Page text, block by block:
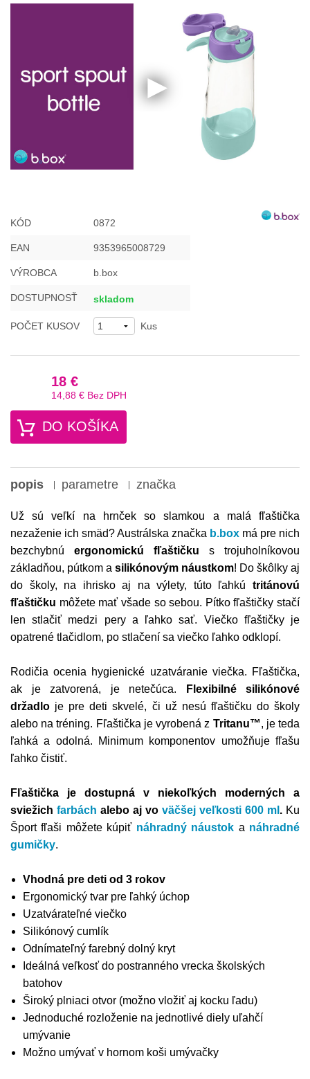
KÓD 0872
EAN 9353965008729
VÝROBCA b.box
DOSTUPNOSŤ skladom
POČET KUSOV Kus
18 €
14,88 € Bez DPH
DO KOŠÍKA
popis parametre značka
Už sú veľkí na hrnček so slamkou a malá fľaštička
nezaženie ich smäd? Austrálska značka b.box má pre nich
bezchybnú ergonomickú fľaštičku s trojuholníkovou
základňou, pútkom a silikónovým náustkom! Do škôlky aj
do školy, na ihrisko aj na výlety, túto ľahkú tritánovú
fľaštičku môžete mať všade so sebou. Pítko fľaštičky stačí
len stlačiť medzi pery a ľahko sať. Viečko fľaštičky je
opatrené tlačidlom, po stlačení sa viečko ľahko odklopí.
Rodičia ocenia hygienické uzatváranie viečka. Fľaštička,
ak je zatvorená, je netečúca. Flexibilné silikónové
držadlo je pre deti skvelé, či už nesú fľaštičku do školy
alebo na tréning. Fľaštička je vyrobená z Tritanu™, je teda
ľahká a odolná. Minimum komponentov umožňuje fľašu
ľahko čistiť.
Fľaštička je dostupná v niekoľkých moderných a
sviežich farbách alebo aj vo väčšej veľkosti 600 ml . Ku
Šport fľaši môžete kúpiť náhradný náustok a náhradné
gumičky.
Vhodná pre deti od 3 rokov
Ergonomický tvar pre ľahký úchop
Uzatvárateľné viečko
Silikónový cumlík
Odnímateľný farebný dolný kryt
Ideálná veľkosť do postranného vrecka školských
batohov
Široký plniaci otvor (možno vložiť aj kocku ľadu)
Jednoduché rozloženie na jednotlivé diely uľahčí
umývanie
Možno umývať v hornom koši umývačky